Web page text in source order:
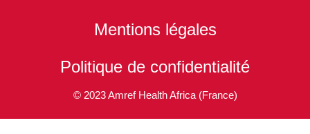
Mentions légales
Politique de confidentialité
© 2023 Amref Health Africa (France)